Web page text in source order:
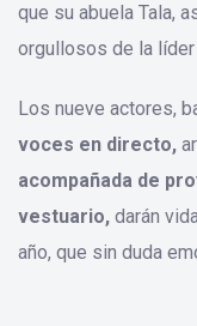
que su abuela Tala,
orgullosos de la
Los nueve actores,
voces en directo,
acompañada de
vestuario, darán
año, que sin duda